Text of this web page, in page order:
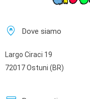
home_pin Dove siamo
Largo Ciraci 19
72017 Ostuni (BR)